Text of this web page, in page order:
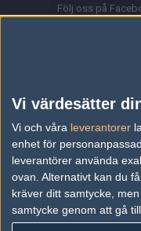
Vi värdesätter
Vi och våra leverantorer
enhet för
leverantörer använda
ovan. Alternativt kan du
kräver ditt samtycke,
samtycke genom att gå
för
03/08
15-
02/08
Följ oss på
Information
Annonsering
Copyright och
Användaravtal